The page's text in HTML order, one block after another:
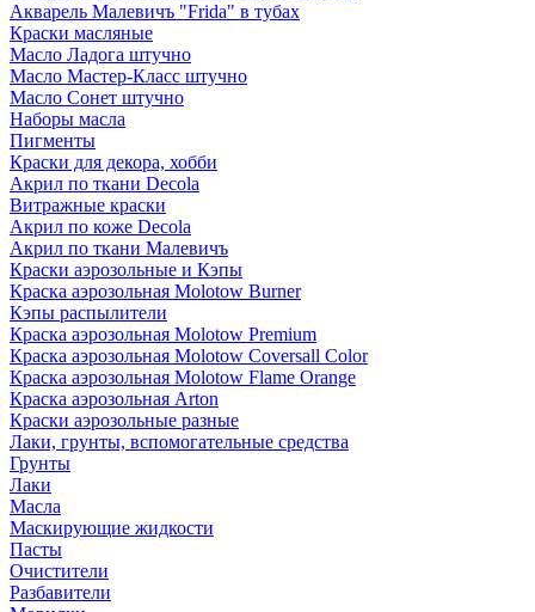
Акварель Малевичъ "Frida" в тубах
Краски масляные
Масло Ладога штучно
Масло Мастер-Класс штучно
Масло Сонет штучно
Наборы масла
Пигменты
Краски для декора, хобби
Акрил по ткани Decola
Витражные краски
Акрил по коже Decola
Акрил по ткани Малевичъ
Краски аэрозольные и Кэпы
Краска аэрозольная Molotow Burner
Кэпы распылители
Краска аэрозольная Molotow Premium
Краска аэрозольная Molotow Coversall Color
Краска аэрозольная Molotow Flame Orange
Краска аэрозольная Arton
Краски аэрозольные разные
Лаки, грунты, вспомогательные средства
Грунты
Лаки
Масла
Маскирующие жидкости
Пасты
Очистители
Разбавители